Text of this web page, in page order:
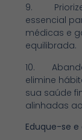
9. Priorize
essencial
médicas e
equilibrada.
10.
elimine
sua saúde
alinhadas
Eduque-se